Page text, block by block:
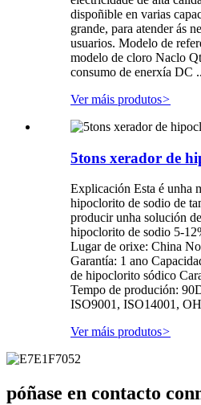
dispoñible en varias
grande, para atender ás
usuarios. Modelo de
modelo de cloro Naclo
consumo de enerxía DC
Ver máis produtos>
5tons xerador de
Explicación Esta é unha
hipoclorito de sodio de
producir unha solución
hipoclorito de sodio 5-
Lugar de orixe: China
Garantía: 1 ano
de hipoclorito sódico
Tempo de produción:
ISO9001, ISO14001,
Ver máis produtos>
póñase en contacto